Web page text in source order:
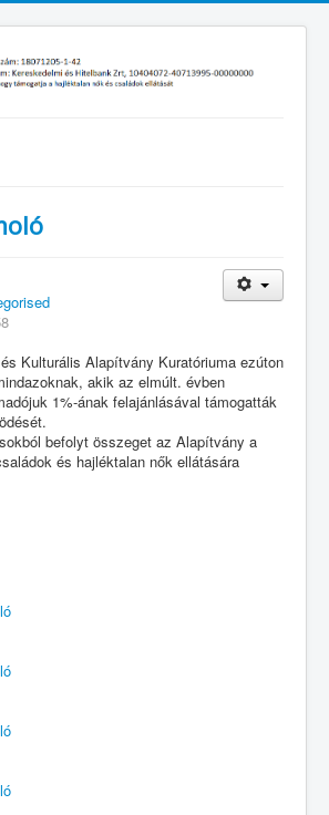
Otthona
Kulturális Alapítvány Kuratóriuma ezúton
akik az elmúlt. évben
1%-ának felajánlásával támogatták
befolyt összeget az Alapítvány a
és hajléktalan nők ellátására